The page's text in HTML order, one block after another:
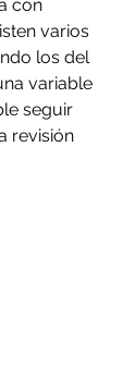
con
varios
los del
variable
seguir
revisión